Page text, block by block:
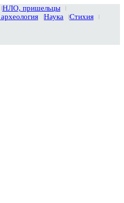
НЛО, пришельцы
Наука
Стихия